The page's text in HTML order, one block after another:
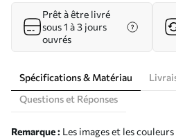
Prêt à être livré
sous 1 à 3 jours
ouvrés
Spécifications & Matériau
Questions et Réponses
Remarque : Les images et les